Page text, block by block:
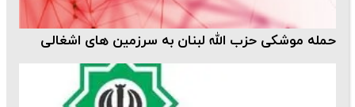
حمله موشکی حزب الله لبنان به سرزمین های اشغالی